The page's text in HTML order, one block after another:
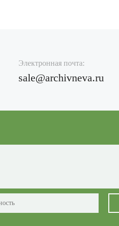
Электронная почта:
sale@archivneva.ru